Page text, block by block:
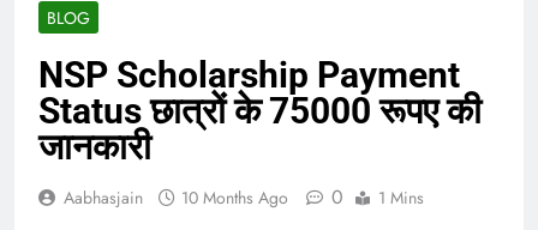
BLOG
NSP Scholarship Payment
Status छात्रों के 75000 रूपए की
जानकारी
Aabhasjain 10 Months Ago 0 1 Mins